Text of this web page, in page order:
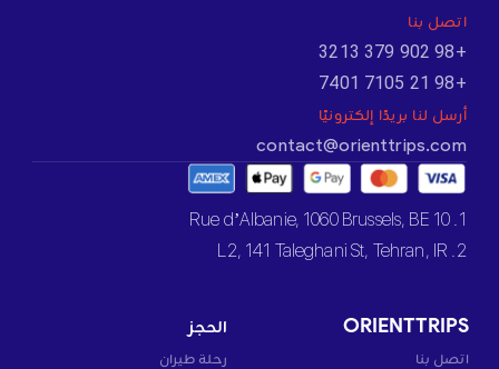
اتصل بنا
+98 902 379 3213
+98 21 7105 7401
أرسل لنا بريدًا إلكترونيًا
contact@orienttrips.com
1. 10 Rue d’Albanie, 1060 Brussels, BE
2. L2, 141 Taleghani St, Tehran, IR
ORIENTTRIPS
اتصل بنا
الحجز
رحلة طيران